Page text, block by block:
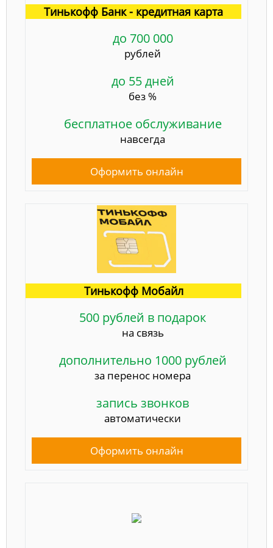
Тинькофф Банк - кредитная карта
до 700 000
рублей
до 55 дней
без %
бесплатное обслуживание
навсегда
Оформить онлайн
Тинькофф Мобайл
500 рублей в подарок
на связь
дополнительно 1000 рублей
за перенос номера
запись звонков
автоматически
Оформить онлайн